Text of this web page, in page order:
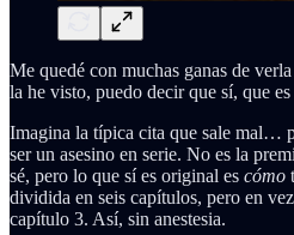
Me quedé con muchas ganas de
la he visto, puedo decir que sí, que
Imagina la típica cita que sale mal…
ser un asesino en serie. No es la
sé, pero lo que sí es original es cómo
dividida en seis capítulos, pero en
capítulo 3. Así, sin anestesia.